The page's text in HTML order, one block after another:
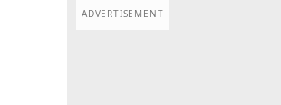
ADVERTISEMENT